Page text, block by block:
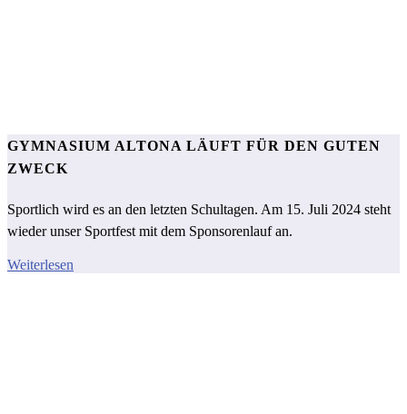
GYMNASIUM ALTONA LÄUFT FÜR DEN GUTEN
ZWECK
Sportlich wird es an den letzten Schultagen. Am 15. Juli 2024 steht
wieder unser Sportfest mit dem Sponsorenlauf an.
Weiterlesen